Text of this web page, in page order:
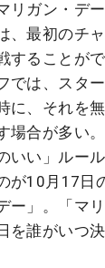
リガン・デ
、最初のチ
することが
では、スタ
に、それを
場合が多い
いい」ルー
が10月17日
ー」。「マ
を誰がいつ